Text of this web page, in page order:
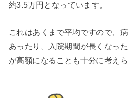
約3.5万円となっています。
これはあくまで平均ですので、
あったり、入院期間が長くなっ
が高額になることも十分に考えら